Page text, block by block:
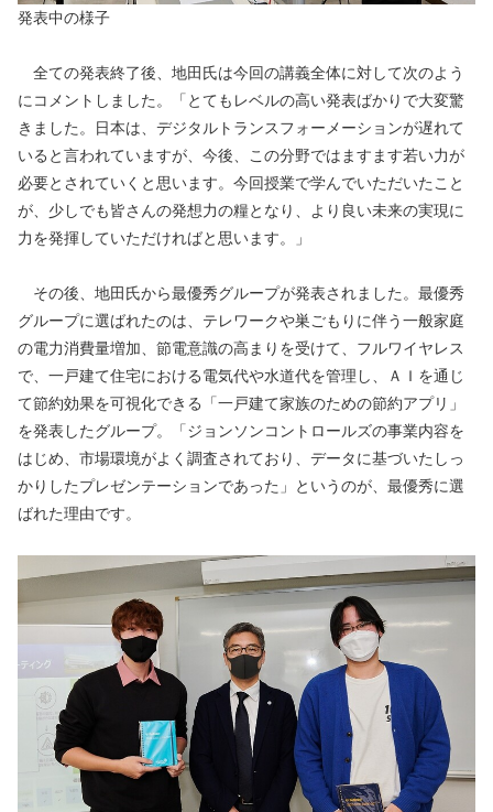
発表中の様子
全ての発表終了後、地田氏は今回の講義全体に対して次のよう
にコメントしました。「とてもレベルの高い発表ばかりで大変驚
きました。日本は、デジタルトランスフォーメーションが遅れて
いると言われていますが、今後、この分野ではますます若い力が
必要とされていくと思います。今回授業で学んでいただいたこと
が、少しでも皆さんの発想力の糧となり、より良い未来の実現に
力を発揮していただければと思います。」
その後、地田氏から最優秀グループが発表されました。最優秀
グループに選ばれたのは、テレワークや巣ごもりに伴う一般家庭
の電力消費量増加、節電意識の高まりを受けて、フルワイヤレス
で、一戸建て住宅における電気代や水道代を管理し、ＡＩを通じ
て節約効果を可視化できる「一戸建て家族のための節約アプリ」
を発表したグループ。「ジョンソンコントロールズの事業内容を
はじめ、市場環境がよく調査されており、データに基づいたしっ
かりしたプレゼンテーションであった」というのが、最優秀に選
ばれた理由です。